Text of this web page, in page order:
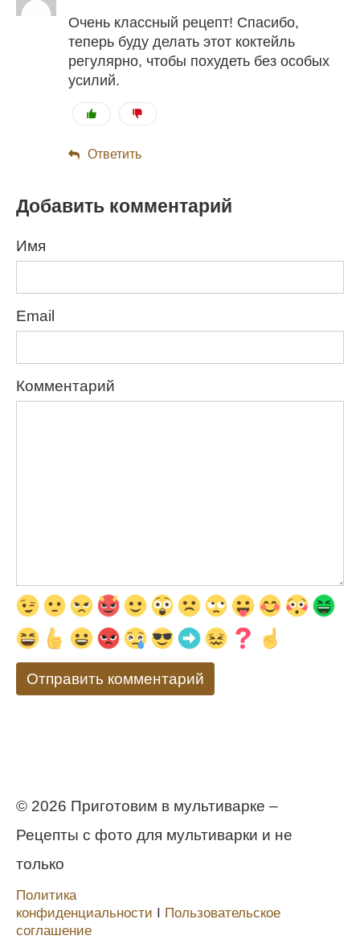
Очень классный рецепт! Спасибо,
теперь буду делать этот коктейль
регулярно, чтобы похудеть без особых
усилий.
Ответить
Добавить комментарий
Имя
Email
Комментарий
© 2026 Приготовим в мультиварке –
Рецепты с фото для мультиварки и не
только
Политика
конфиденциальности
Пользовательское
соглашение